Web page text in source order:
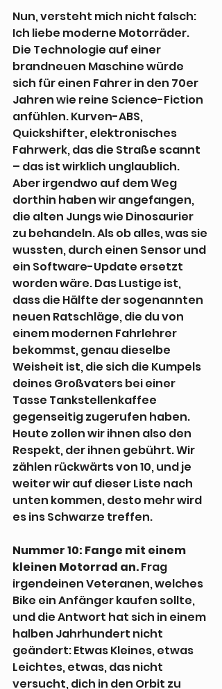
Nun, versteht mich nicht falsch:
Ich liebe moderne Motorräder.
Die Technologie auf einer
brandneuen Maschine würde
sich für einen Fahrer in den 70er
Jahren wie reine Science-Fiction
anfühlen. Kurven-ABS,
Quickshifter, elektronisches
Fahrwerk, das die Straße scannt
– das ist wirklich unglaublich.
Aber irgendwo auf dem Weg
dorthin haben wir angefangen,
die alten Jungs wie Dinosaurier
zu behandeln. Als ob alles, was sie
wussten, durch einen Sensor und
ein Software-Update ersetzt
worden wäre. Das Lustige ist,
dass die Hälfte der sogenannten
neuen Ratschläge, die du von
einem modernen Fahrlehrer
bekommst, genau dieselbe
Weisheit ist, die sich die Kumpels
deines Großvaters bei einer
Tasse Tankstellenkaffee
gegenseitig zugerufen haben.
Heute zollen wir ihnen also den
Respekt, der ihnen gebührt. Wir
zählen rückwärts von 10, und je
weiter wir auf dieser Liste nach
unten kommen, desto mehr wird
es ins Schwarze treffen.
Nummer 10: Fange mit einem
kleinen Motorrad an. Frag
irgendeinen Veteranen, welches
Bike ein Anfänger kaufen sollte,
und die Antwort hat sich in einem
halben Jahrhundert nicht
geändert: Etwas Kleines, etwas
Leichtes, etwas, das nicht
versucht, dich in den Orbit zu